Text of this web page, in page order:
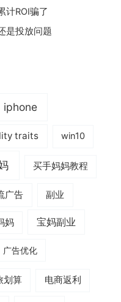
计ROI骗了
是投放问题
iphone
traits win10
买手妈妈教程
广告 副业
妈 宝妈副业
广告优化
划算 电商返利